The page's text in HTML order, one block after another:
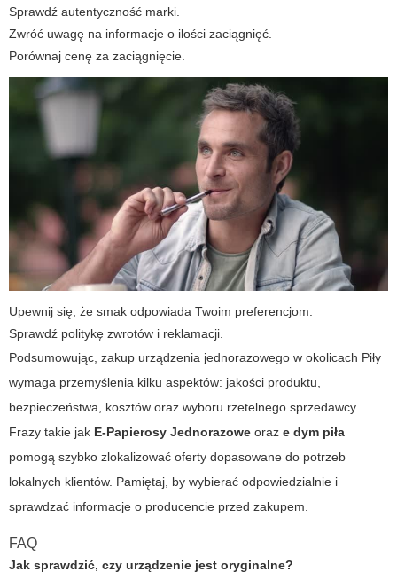
Sprawdź autentyczność marki.
Zwróć uwagę na informacje o ilości zaciągnięć.
Porównaj cenę za zaciągnięcie.
Upewnij się, że smak odpowiada Twoim preferencjom.
Sprawdź politykę zwrotów i reklamacji.
Podsumowując, zakup urządzenia jednorazowego w okolicach Piły
wymaga przemyślenia kilku aspektów: jakości produktu,
bezpieczeństwa, kosztów oraz wyboru rzetelnego sprzedawcy.
Frazy takie jak E-Papierosy Jednorazowe oraz e dym piła
pomogą szybko zlokalizować oferty dopasowane do potrzeb
lokalnych klientów. Pamiętaj, by wybierać odpowiedzialnie i
sprawdzać informacje o producencie przed zakupem.
FAQ
Jak sprawdzić, czy urządzenie jest oryginalne?